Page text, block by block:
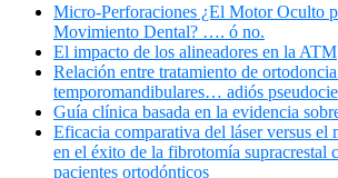
Micro-Perforaciones ¿El Motor Oculto
Movimiento Dental? …. ó no.
El impacto de los alineadores en la ATM
Relación entre tratamiento de
temporomandibulares… adiós
Guía clínica basada en la evidencia
Eficacia comparativa del láser versus el
en el éxito de la fibrotomía supracrestal
pacientes ortodónticos